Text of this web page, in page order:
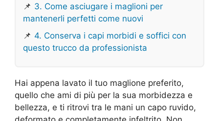
📌 3. Come asciugare i maglioni per
mantenerli perfetti come nuovi
📌 4. Conserva i capi morbidi e soffici con
questo trucco da professionista
Hai appena lavato il tuo maglione preferito,
quello che ami di più per la sua morbidezza e
bellezza, e ti ritrovi tra le mani un capo ruvido,